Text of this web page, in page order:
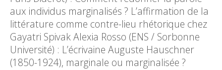
aux individus marginalisés ? L’affirmation de la
littérature comme contre-lieu rhétorique chez
Gayatri Spivak Alexia Rosso (ENS / Sorbonne
Université) : L’écrivaine Auguste Hauschner
(1850-1924), marginale ou marginalisée ?